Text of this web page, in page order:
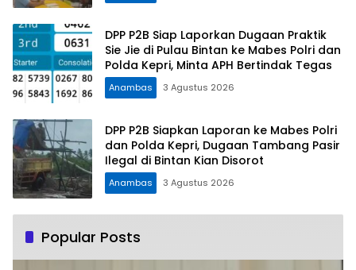
DPP P2B Siap Laporkan Dugaan Praktik
Sie Jie di Pulau Bintan ke Mabes Polri dan
Polda Kepri, Minta APH Bertindak Tegas
Anambas 3 Agustus 2026
DPP P2B Siapkan Laporan ke Mabes Polri
dan Polda Kepri, Dugaan Tambang Pasir
Ilegal di Bintan Kian Disorot
Anambas 3 Agustus 2026
Popular Posts